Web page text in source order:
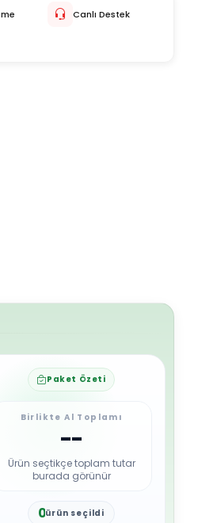
Canlı Destek
Paket Özeti
Birlikte Al Toplamı
--
Ürün seçtikçe toplam tutar
burada görünür
0ürün seçildi